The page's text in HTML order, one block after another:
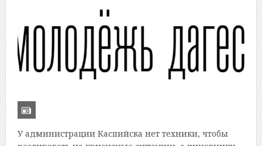
У администрации Каспийска нет техники, чтобы